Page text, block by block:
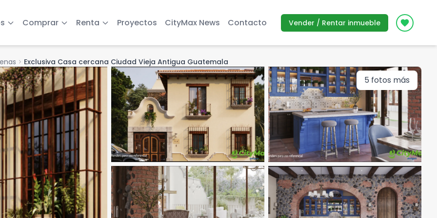
Comprar Renta Proyectos CityMax News Contacto Vender / Rentar inmueble Icon
chevron_right Exclusiva Casa cercana Ciudad Vieja Antigua Guatemala
5 fotos más